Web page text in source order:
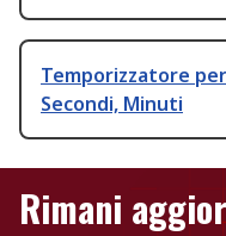
Temporizzatore
Secondi, Minuti
Rimani